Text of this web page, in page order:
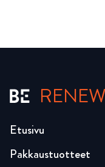
Etusivu
Pakkaustuotteet